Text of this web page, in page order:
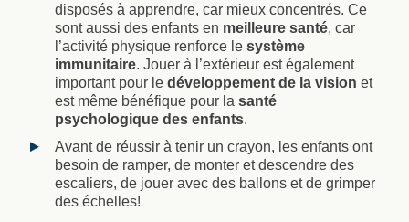
disposés à apprendre, car mieux concentrés. Ce
sont aussi des enfants en meilleure santé, car
l’activité physique renforce le système
immunitaire. Jouer à l’extérieur est également
important pour le développement de la vision et
est même bénéfique pour la santé
psychologique des enfants.
Avant de réussir à tenir un crayon, les enfants ont
besoin de ramper, de monter et descendre des
escaliers, de jouer avec des ballons et de grimper
des échelles!